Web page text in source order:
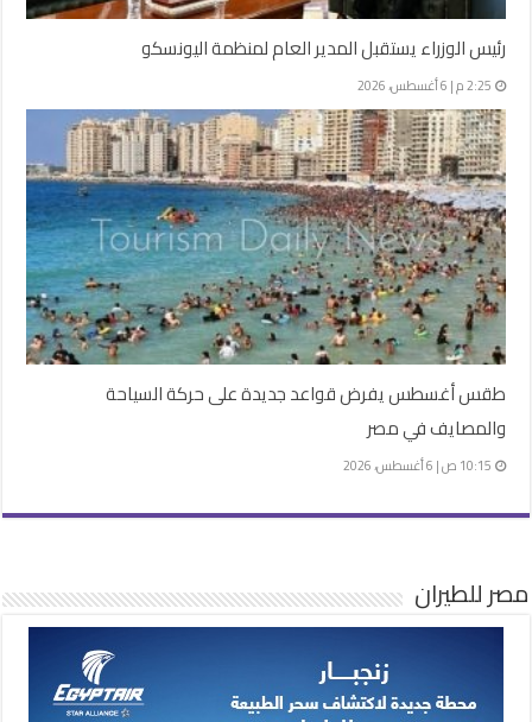
رئيس الوزراء يستقبل المدير العام لمنظمة اليونسكو
2:25 م | 6 أغسطس، 2026
طقس أغسطس يفرض قواعد جديدة على حركة السياحة
والمصايف في مصر
10:15 ص | 6 أغسطس، 2026
مصر للطيران